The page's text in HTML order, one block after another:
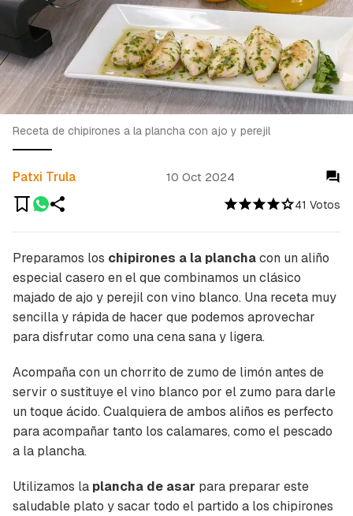
41 Votos
Patxi Trula 10 Oct 2024
Receta de chipirones a la plancha con ajo y perejil
Preparamos los chipirones a la planchacon un aliño
especial casero en el que combinamos un clásico
majado de ajo y perejil con vino blanco. Una receta muy
sencilla y rápida de hacer que podemos aprovechar
para disfrutar como una cena sana y ligera.
Acompaña con un chorrito de zumo de limón antes de
servir o sustituye el vino blanco por el zumo para darle
un toque ácido. Cualquiera de ambos aliños es perfecto
para acompañar tanto los calamares, como el pescado
a la plancha.
Utilizamos la plancha de asar para preparar este
saludable plato y sacar todo el partido a los chipirones